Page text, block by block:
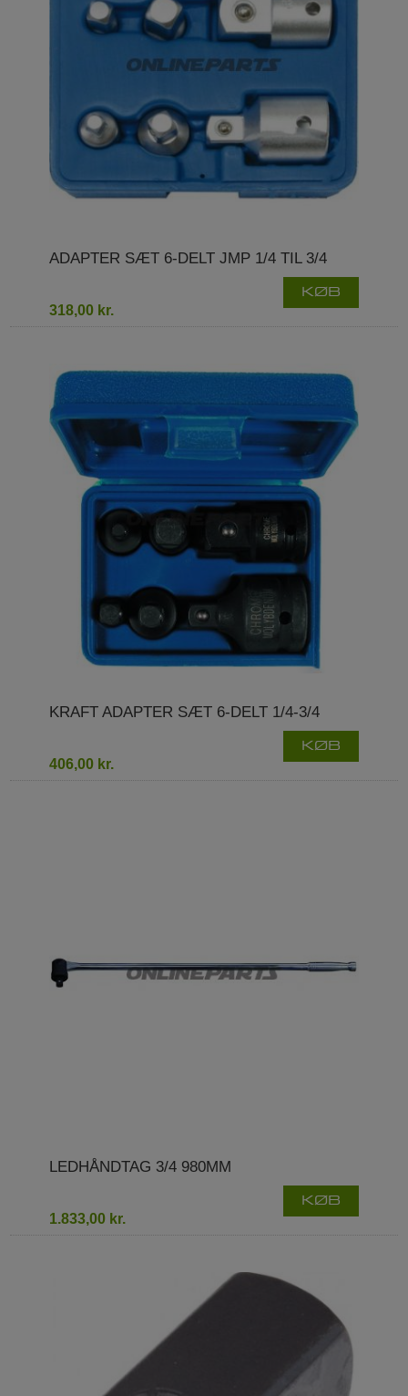
ADAPTER SÆT 6-DELT JMP 1/4 TIL 3/4
318,00 kr.
KØB
KRAFT ADAPTER SÆT 6-DELT 1/4-3/4
406,00 kr.
KØB
LEDHÅNDTAG 3/4 980MM
1.833,00 kr.
KØB